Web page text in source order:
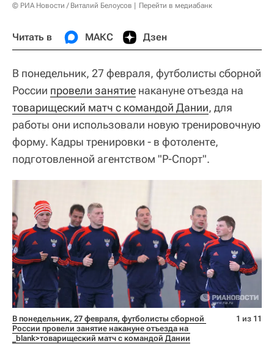
© РИА Новости / Виталий Белоусов Перейти в медиабанк
Читать в МАКС Дзен
В понедельник, 27 февраля, футболисты сборной
России провели занятие накануне отъезда на
товарищеский матч с командой Дании, для
работы они использовали новую тренировочную
форму. Кадры тренировки - в фотоленте,
подготовленной агентством "Р-Спорт".
В понедельник, 27 февраля, футболисты сборной
_blank>товарищеский матч с командой Дании
1 из 11